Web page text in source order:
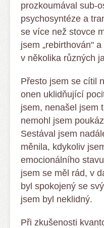
prozkoumával sub-
psychosyntéze a
se více než stovce
jsem „rebirthován"
v několika různých
Přesto jsem se cítil
onen uklidňující
jsem, nenašel jsem
nemohl jsem
Sestával jsem
měnila, kdykoliv
emocionálního
jsem se měl rád, v
byl spokojený se
jsem byl neklidný.
Při zkušenosti